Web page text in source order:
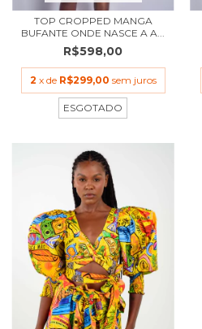
TOP CROPPED MANGA
BUFANTE ONDE NASCE A A...
R$598,00
2 x de R$299,00 sem juros
ESGOTADO